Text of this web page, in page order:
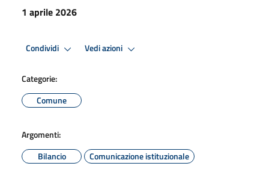
1 aprile 2026
Condividi Vedi azioni
Categorie:
Comune
Argomenti:
Bilancio
Comunicazione istituzionale